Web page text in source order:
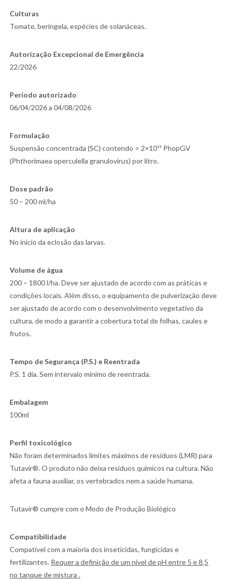
Culturas
Tomate, beringela, espécies de solanáceas.
Autorização Excepcional de Emergência
22/2026
Período autorizado
06/04/2026 a 04/08/2026
Formulação
Suspensão concentrada (SC) contendo > 2×10¹³ PhopGV
(Phthorimaea operculella granulovirus) por litro.
Dose padrão
50 – 200 ml/ha
Altura de aplicação
No início da eclosão das larvas.
Volume de água
200 – 1800 l/ha. Deve ser ajustado de acordo com as práticas e
condições locais. Além disso, o equipamento de pulverização deve
ser ajustado de acordo com o desenvolvimento vegetativo da
cultura, de modo a garantir a cobertura total de folhas, caules e
frutos.
Tempo de Segurança (P.S.) e Reentrada
P.S. 1 dia. Sem intervalo mínimo de reentrada.
Embalagem
100ml
Perfil toxicológico
Não foram determinados limites máximos de resíduos (LMR) para
Tutavir®. O produto não deixa resíduos químicos na cultura. Não
afeta a fauna auxiliar, os vertebrados nem a saúde humana.
Tutavir® cumpre com o Modo de Produção Biológico
Compatibilidade
Compatível com a maioria dos inseticidas, fungicidas e
fertilizantes. Requer a definição de um nível de pH entre 5 e 8,5
no tanque de mistura .